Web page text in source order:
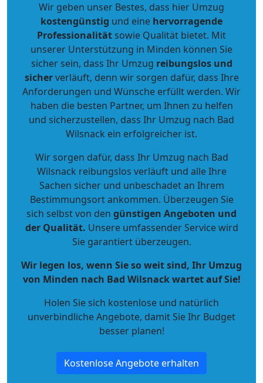
Wir geben unser Bestes, dass hier Umzug
kostengünstig und eine hervorragende
Professionalitätsowie Qualität bietet. Mit
unserer Unterstützung in Minden können Sie
sicher sein, dass Ihr Umzug reibungslos und
sicherverläuft, denn wir sorgen dafür, dass Ihre
Anforderungen und Wünsche erfüllt werden. Wir
haben die besten Partner, um Ihnen zu helfen
und sicherzustellen, dass Ihr Umzug nach Bad
Wilsnack ein erfolgreicher ist.
Wir sorgen dafür, dass Ihr Umzug nach Bad
Wilsnack reibungslos verläuft und alle Ihre
Sachen sicher und unbeschadet an Ihrem
Bestimmungsort ankommen. Überzeugen Sie
sich selbst von den günstigen Angeboten und
der Qualität. Unsere umfassender Service wird
Sie garantiert überzeugen.
Wir legen los, wenn Sie so weit sind, Ihr Umzug
von Minden nach Bad Wilsnack wartet auf Sie!
Holen Sie sich kostenlose und natürlich
unverbindliche Angebote, damit Sie Ihr Budget
besser planen!
Kostenlose Angebote erhalten